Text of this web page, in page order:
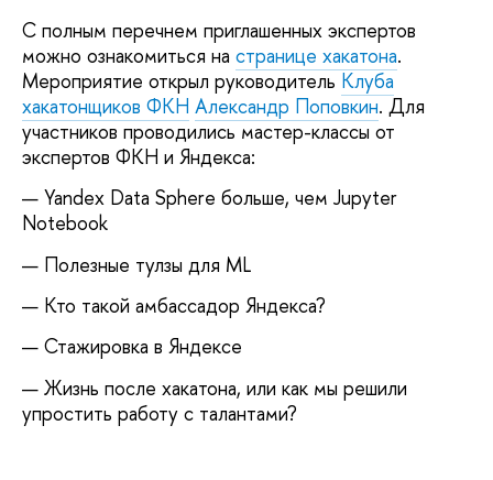
С полным перечнем приглашенных экспертов
можно ознакомиться на странице хакатона.
Мероприятие открыл руководитель Клуба
хакатонщиков ФКН Александр Поповкин. Для
участников проводились мастер-классы от
экспертов ФКН и Яндекса:
— Yandex Data Sphere больше, чем Jupyter
Notebook
— Полезные тулзы для ML
— Кто такой амбассадор Яндекса?
— Стажировка в Яндексе
— Жизнь после хакатона, или как мы решили
упростить работу с талантами?